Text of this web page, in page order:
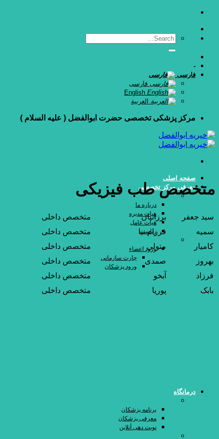
Skip
content
-
فارسی
فارسی
العربية
مرکز پزشکی تخصصی حضرت ابوالفضل ( علیه السلام )
صفحه اصلی
معرفی مرکز تخصصی
درباره ما
درباره ما
هیات مدیره
هیات عامل
ریاست
ورود اعضاء
چارت سازمانی
ورود پزشکان
درمانگاه
برنامه پزشکان
معرفی پزشکان
نوبت دهی آنلاین
متخصص طب فیزیکی
سيد جعفر برزانيان
متخصص داخلی
سمیه
فرزام نیا
متخصص داخلی
کاميار
متولي
متخصص داخلی
بهروز
صمدی
متخصص داخلی
فرزاد
آبخو
متخصص داخلی
بابک
پوريا متخصص داخلی